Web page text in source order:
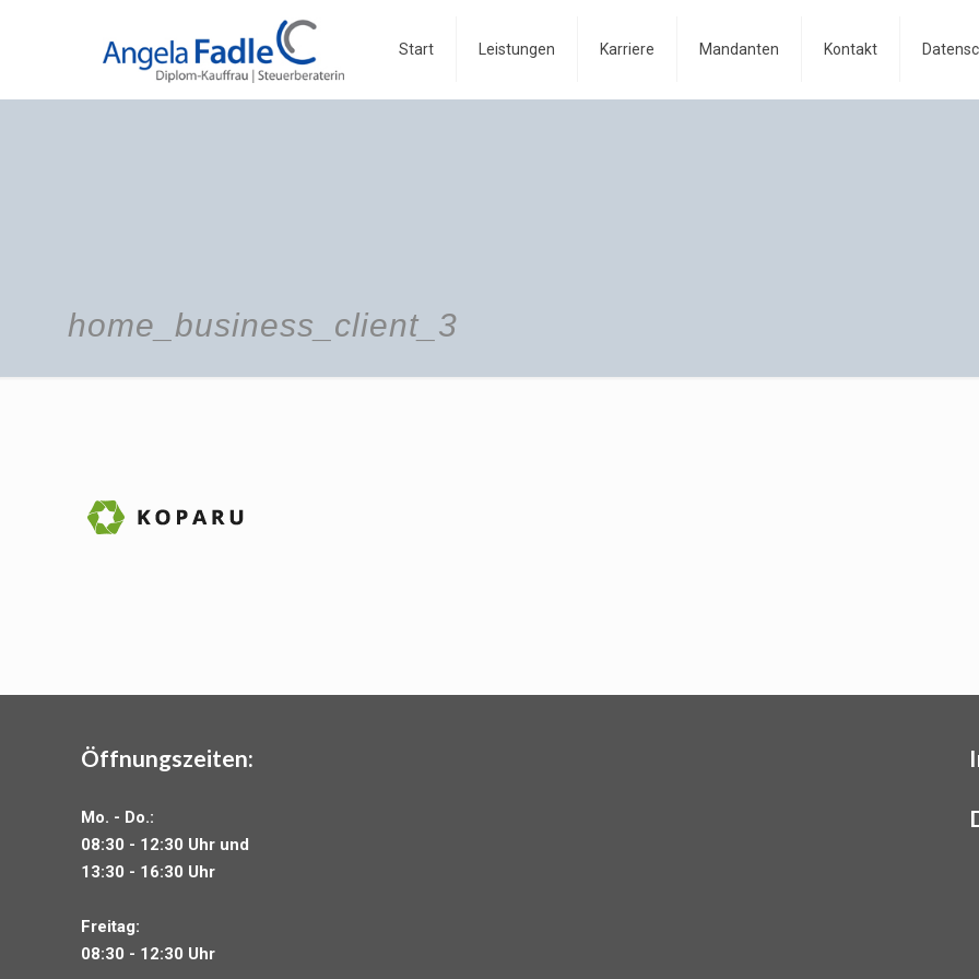
Start Leistungen Karriere Mandanten Kontakt
home_business_client_3
Öffnungszeiten:
Mo. - Do.:
08:30 - 12:30 Uhr und
13:30 - 16:30 Uhr
Freitag:
08:30 - 12:30 Uhr